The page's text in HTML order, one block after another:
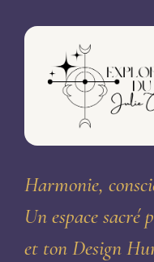
Harmonie,
Un espace sacré
et ton Design